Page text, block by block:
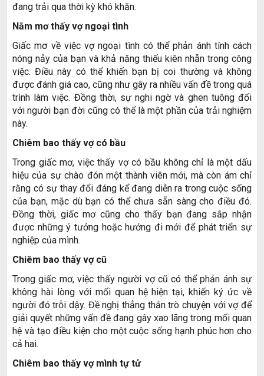
đang trải qua thời kỳ khó khăn.
Nằm mơ thấy vợ ngoại tình
Giấc mơ về việc vợ ngoại tình có thể phản ánh tính cách
nóng nảy của bạn và khả năng thiếu kiên nhẫn trong công
việc. Điều này có thể khiến bạn bị coi thường và không
được đánh giá cao, cũng như gây ra nhiều vấn đề trong quá
trình làm việc. Đồng thời, sự nghi ngờ và ghen tuông đối
với người bạn đời cũng có thể là một phần của trải nghiệm
này.
Chiêm bao thấy vợ có bầu
Trong giấc mơ, việc thấy vợ có bầu không chỉ là một dấu
hiệu của sự chào đón một thành viên mới, mà còn ám chỉ
rằng có sự thay đổi đáng kể đang diễn ra trong cuộc sống
của bạn, mặc dù bạn có thể chưa sẵn sàng cho điều đó.
Đồng thời, giấc mơ cũng cho thấy bạn đang sắp nhận
được những ý tưởng hoặc hướng đi mới để phát triển sự
nghiệp của mình.
Chiêm bao thấy vợ cũ
Trong giấc mơ, việc thấy người vợ cũ có thể phản ánh sự
không hài lòng với mối quan hệ hiện tại, khiến ký ức về
người đó trỗi dậy. Đề nghị thẳng thắn trò chuyện với vợ để
giải quyết những vấn đề đang gây xao lãng trong mối quan
hệ và tạo điều kiện cho một cuộc sống hạnh phúc hơn cho
cả hai.
Chiêm bao thấy vợ mình tự tử